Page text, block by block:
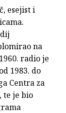
esejist i
na
radio je
1983. do
Centra za
te je bio